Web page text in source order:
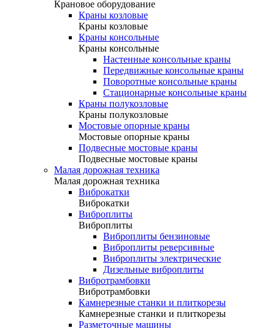
Крановое оборудование
Краны козловые
Краны козловые
Краны консольные
Краны консольные
Настенные консольные краны
Передвижные консольные краны
Поворотные консольные краны
Стационарные консольные краны
Краны полукозловые
Краны полукозловые
Мостовые опорные краны
Мостовые опорные краны
Подвесные мостовые краны
Подвесные мостовые краны
Малая дорожная техника
Малая дорожная техника
Виброкатки
Виброкатки
Виброплиты
Виброплиты
Виброплиты бензиновые
Виброплиты реверсивные
Виброплиты электрические
Дизельные виброплиты
Вибротрамбовки
Вибротрамбовки
Камнерезные станки и плиткорезы
Камнерезные станки и плиткорезы
Разметочные машины